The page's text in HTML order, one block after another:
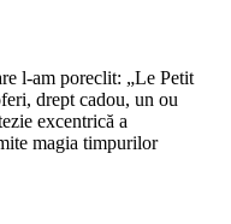
l-am poreclit: „Le Petit
drept cadou, un ou
excentrică a
magia timpurilor